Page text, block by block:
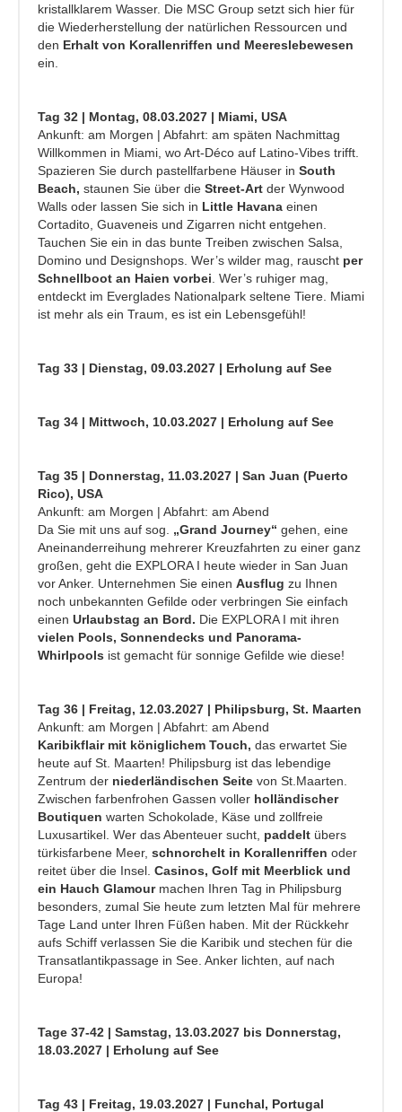
kristallklarem Wasser. Die MSC Group setzt sich hier für
die Wiederherstellung der natürlichen Ressourcen und
den Erhalt von Korallenriffen und Meereslebewesen
ein.
Tag 32 | Montag, 08.03.2027 | Miami, USA
Ankunft: am Morgen | Abfahrt: am späten Nachmittag
Willkommen in Miami, wo Art-Déco auf Latino-Vibes trifft.
Spazieren Sie durch pastellfarbene Häuser in South
Beach, staunen Sie über die Street-Art der Wynwood
Walls oder lassen Sie sich in Little Havana einen
Cortadito, Guaveneis und Zigarren nicht entgehen.
Tauchen Sie ein in das bunte Treiben zwischen Salsa,
Domino und Designshops. Wer’s wilder mag, rauscht per
Schnellboot an Haien vorbei . Wer’s ruhiger mag,
entdeckt im Everglades Nationalpark seltene Tiere. Miami
ist mehr als ein Traum, es ist ein Lebensgefühl!
Tag 33 | Dienstag, 09.03.2027 | Erholung auf See
Tag 34 | Mittwoch, 10.03.2027 | Erholung auf See
Tag 35 | Donnerstag, 11.03.2027 | San Juan (Puerto
Rico), USA
Ankunft: am Morgen | Abfahrt: am Abend
Da Sie mit uns auf sog.
„Grand Journey“ gehen, eine
Aneinanderreihung mehrerer Kreuzfahrten zu einer ganz
großen, geht die EXPLORA I heute wieder in San Juan
vor Anker. Unternehmen Sie einen Ausflug zu Ihnen
noch unbekannten Gefilde oder verbringen Sie einfach
einen Urlaubstag an Bord. Die EXPLORA I mit ihren
vielen Pools, Sonnendecks und Panorama-
Whirlpools ist gemacht für sonnige Gefilde wie diese!
Tag 36 | Freitag, 12.03.2027 | Philipsburg, St. Maarten
Ankunft: am Morgen | Abfahrt: am Abend
Karibikflair mit königlichem Touch, das erwartet Sie
heute auf St. Maarten! Philipsburg ist das lebendige
Zentrum der niederländischen Seite von St.Maarten.
Zwischen farbenfrohen Gassen voller holländischer
Boutiquen warten Schokolade, Käse und zollfreie
Luxusartikel. Wer das Abenteuer sucht, paddelt übers
türkisfarbene Meer, schnorchelt in Korallenriffen oder
reitet über die Insel. Casinos, Golf mit Meerblick und
ein Hauch Glamourmachen Ihren Tag in Philipsburg
besonders, zumal Sie heute zum letzten Mal für mehrere
Tage Land unter Ihren Füßen haben. Mit der Rückkehr
aufs Schiff verlassen Sie die Karibik und stechen für die
Transatlantikpassage in See. Anker lichten, auf nach
Europa!
Tage 37-42 | Samstag, 13.03.2027 bis Donnerstag,
18.03.2027 | Erholung auf See
Tag 43 | Freitag, 19.03.2027 | Funchal, Portugal